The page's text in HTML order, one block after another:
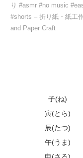
り #asmr #no music
#shorts – 折り紙・紙工
and Paper Craft
子(ね)
寅(とら)
辰(たつ)
午(うま)